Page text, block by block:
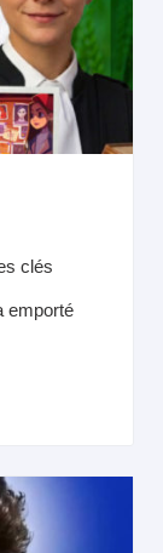
clés
emporté